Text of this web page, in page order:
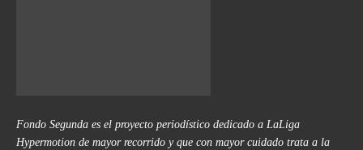
Fondo Segunda es el proyecto periodístico dedicado a LaLiga
Hypermotion de mayor recorrido y que con mayor cuidado trata a la